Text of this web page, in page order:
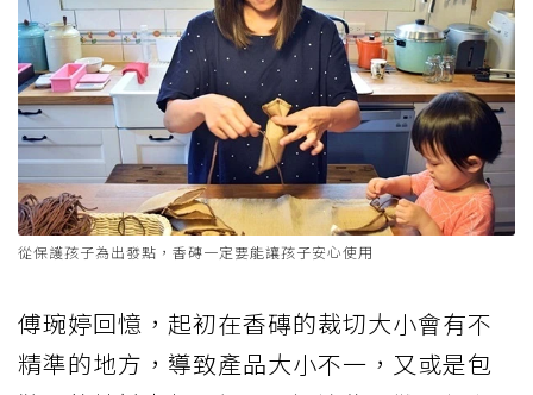
從保護孩子為出發點，香磚一定要能讓孩子安心使用
傅琬婷回憶，起初在香磚的裁切大小會有不
精準的地方，導致產品大小不一，又或是包